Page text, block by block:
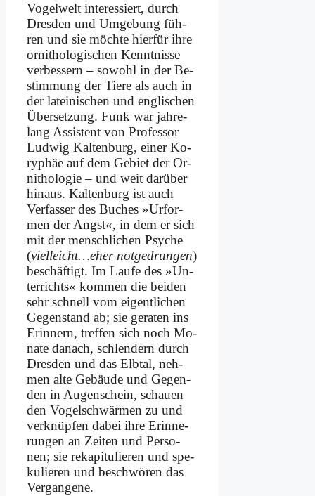
Vo­gel­welt in­ter­es­siert, durch
Dres­den und Um­ge­bung füh­
ren und sie möch­te hier­für ih­re
or­ni­tho­lo­gi­schen Kennt­nis­se
ver­bes­sern – so­wohl in der Be­
stim­mung der Tie­re als auch in
der la­tei­ni­schen und eng­li­schen
Über­set­zung. Funk war jah­re­
lang As­si­stent von Pro­fes­sor
Lud­wig Kal­ten­burg, ei­ner Ko­
ry­phäe auf dem Ge­biet der Or­
ni­tho­lo­gie – und weit dar­über
hin­aus. Kal­ten­burg ist auch
Ver­fas­ser des Bu­ches »Ur­for­
men der Angst«, in dem er sich
mit der mensch­li­chen Psy­che
(vielleicht…eher not­ge­drun­gen)
be­schäf­tigt. Im Lau­fe des »Un­
ter­richts« kom­men die bei­den
sehr schnell vom ei­gent­li­chen
Ge­gen­stand ab; sie ge­ra­ten ins
Er­in­nern, tref­fen sich noch Mo­
na­te da­nach, schlen­dern durch
Dres­den und das Elb­tal, neh­
men al­te Ge­bäu­de und Ge­gen­
den in Au­gen­schein, schau­en
den Vo­gel­schwär­men zu und
ver­knüp­fen da­bei ih­re Er­in­ne­
run­gen an Zei­ten und Per­so­
nen; sie re­ka­pi­tu­lie­ren und spe­
ku­lie­ren und be­schwö­ren das
Ver­gan­ge­ne.